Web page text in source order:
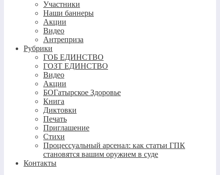
Участники
Наши баннеры
Акции
Видео
Антреприза
Рубрики
ГОБ ЕДИНСТВО
ГОЗТ ЕДИНСТВО
Видео
Акции
БОГатырское Здоровье
Книга
Диктовки
Печать
Приглашение
Стихи
Процессуальный арсенал: как статьи ГПК
становятся вашим оружием в суде
Контакты